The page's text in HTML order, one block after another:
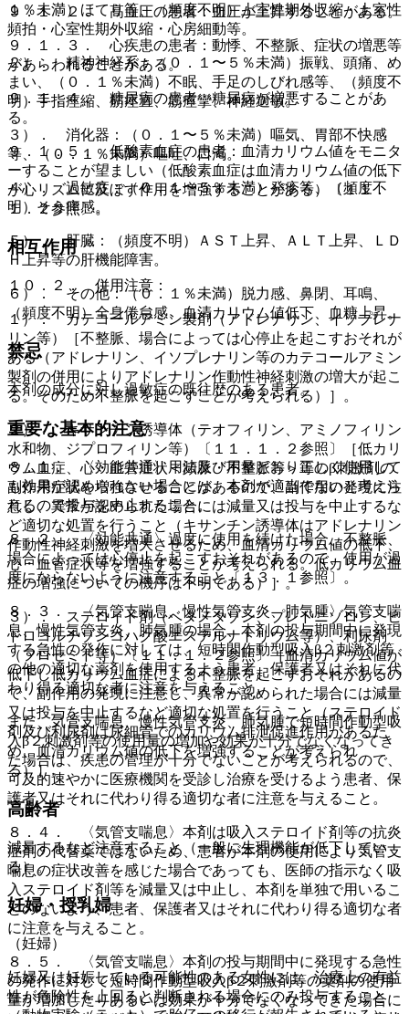
９．１．２． 高血圧の患者：血圧が上昇することがある。
９．１．３． 心疾患の患者：動悸、不整脈、症状の増悪等
があらわれることがある。
９．１．４． 糖尿病の患者：糖尿病が増悪することがあ
る。
９．１．５． 低酸素血症の患者：血清カリウム値をモニタ
ーすることが望ましい（低酸素血症は血清カリウム値の低下
が心リズムに及ぼす作用を増強することがある）〔１１．
１．２参照〕。
相互作用
１０．２． 併用注意：
１）． カテコールアミン製剤（アドレナリン、イソプレナ
リン等）［不整脈、場合によっては心停止を起こすおそれが
ある（アドレナリン、イソプレナリン等のカテコールアミン
製剤の併用によりアドレナリン作動性神経刺激の増大が起こ
る。そのため不整脈を起こすことが考えられる）］。
２）． キサンチン誘導体（テオフィリン、アミノフィリン
水和物、ジプロフィリン等）〔１１．１．２参照〕［低カリ
ウム血症、心・血管症状＜頻脈・不整脈等＞等のβ刺激剤の
副作用症状を増強させることがあるので、副作用の発現に注
意し、異常が認められた場合には減量又は投与を中止するな
ど適切な処置を行うこと（キサンチン誘導体はアドレナリン
作動性神経刺激を増大させるため、血清カリウム値の低下、
心・血管症状等を増強することが考えられる。低カリウム血
症の増強についての機序は不明である）］。
３）． ステロイド剤（ベタメタゾン、プレドニゾロン、ヒ
ドロコルチゾンコハク酸エステルナトリウム等）、利尿剤
（フロセミド等）〔１１．１．２参照〕［血清カリウム値が
低下し低カリウム血症による不整脈を起こすおそれがあるの
で、副作用の発現に注意し、異常が認められた場合には減量
又は投与を中止するなど適切な処置を行うこと（ステロイド
剤及び利尿剤は尿細管でのカリウム排泄促進作用があるた
め、血清カリウム値の低下を増強することが考えられ
る）］。
高齢者
減量するなど注意すること（一般に生理機能が低下してい
る）。
妊婦・授乳婦
（妊婦）
妊婦又は妊娠している可能性のある女性には、治療上の有益
性が危険性を上回ると判断される場合にのみ投与すること
１％未満）ほてり等、（頻度不明）上室性期外収縮・上室性
頻拍・心室性期外収縮・心房細動等。
２）． 精神神経系：（０．１〜５％未満）振戦、頭痛、め
まい、（０．１％未満）不眠、手足のしびれ感等、（頻度不
明）手指痙縮、筋痙直、筋痙攣、神経過敏。
３）． 消化器：（０．１〜５％未満）嘔気、胃部不快感
等、（０．１％未満）嘔吐、口渇。
４）． 過敏症：（０．１〜５％未満）発疹等、（頻度不
明）そう痒感。
５）． 肝臓：（頻度不明）ＡＳＴ上昇、ＡＬＴ上昇、ＬＤ
Ｈ上昇等の肝機能障害。
６）． その他：（０．１％未満）脱力感、鼻閉、耳鳴、
（頻度不明）全身倦怠感、血清カリウム値低下、血糖上昇。
禁忌
本剤の成分に対し過敏症の既往歴のある患者。
重要な基本的注意
８．１． 〈効能共通〉用法及び用量どおり正しく使用して
も効果が認められない場合には、本剤が適当でないと考えら
れるので投与を中止すること。
８．２． 〈効能共通〉過度に使用を続けた場合、不整脈、
場合によっては心停止を起こすおそれがあるので、使用が過
度にならないように注意すること〔１３．１参照〕。
８．３． 〈気管支喘息、慢性気管支炎、肺気腫〉気管支喘
息、慢性気管支炎、肺気腫の場合、本剤の投与期間中に発現
する急性の発作に対しては、短時間作動型吸入β２刺激剤等
の他の適切な薬剤を使用するよう患者、保護者又はそれに代
わり得る適切な者に注意を与えること。
また、気管支喘息、慢性気管支炎、肺気腫で短時間作動型吸
入β２刺激剤等の使用量の増加や効果が十分でなくなってき
た場合は、疾患の管理が十分でないことが考えられるので、
可及的速やかに医療機関を受診し治療を受けるよう患者、保
護者又はそれに代わり得る適切な者に注意を与えること。
８．４． 〈気管支喘息〉本剤は吸入ステロイド剤等の抗炎
症剤の代替薬ではないため、患者が本剤の使用により気管支
喘息の症状改善を感じた場合であっても、医師の指示なく吸
入ステロイド剤等を減量又は中止し、本剤を単独で用いるこ
とのないよう、患者、保護者又はそれに代わり得る適切な者
に注意を与えること。
８．５． 〈気管支喘息〉本剤の投与期間中に発現する急性
の発作に対して短時間作動型吸入β２刺激剤等の薬剤の使用
量が増加したりあるいは効果が十分でなくなってきた場合に